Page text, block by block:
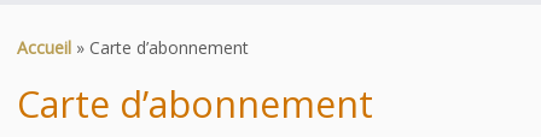
auAccueil » Carte d’abonnement
Carte d’abonnement